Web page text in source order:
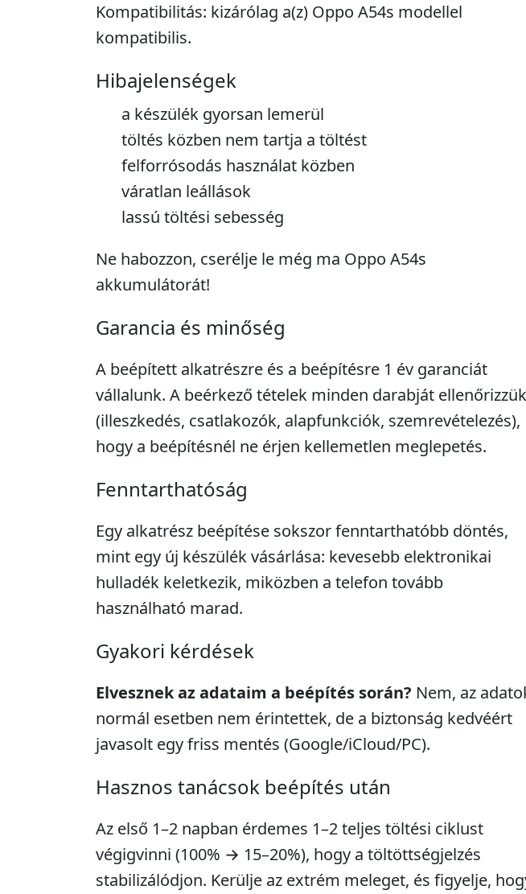
Kompatibilitás: kizárólag a(z) Oppo A54s modellel
kompatibilis.
Hibajelenségek
a készülék gyorsan lemerül
töltés közben nem tartja a töltést
felforrósodás használat közben
váratlan leállások
lassú töltési sebesség
Ne habozzon, cserélje le még ma Oppo A54s
akkumulátorát!
Garancia és minőség
A beépített alkatrészre és a beépítésre 1 év garanciát
vállalunk. A beérkező tételek minden darabját ellenőrizzük
(illeszkedés, csatlakozók, alapfunkciók, szemrevételezés),
hogy a beépítésnél ne érjen kellemetlen meglepetés.
Fenntarthatóság
Egy alkatrész beépítése sokszor fenntarthatóbb döntés,
mint egy új készülék vásárlása: kevesebb elektronikai
hulladék keletkezik, miközben a telefon tovább
használható marad.
Gyakori kérdések
Elvesznek az adataim a beépítés során? Nem, az
normál esetben nem érintettek, de a biztonság kedvéért
javasolt egy friss mentés (Google/iCloud/PC).
Hasznos tanácsok beépítés után
Az első 1–2 napban érdemes 1–2 teljes töltési ciklust
végigvinni (100% → 15–20%), hogy a töltöttségjelzés
stabilizálódjon. Kerülje az extrém meleget, és figyelje,